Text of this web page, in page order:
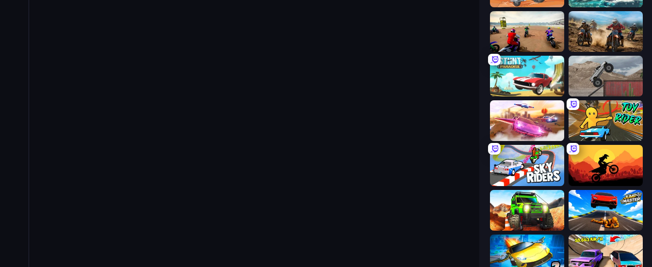
Stickman Moto Race Extreme Jetski Race
Super MX - The Champion Motocross Dirt Bike Race Games
Stunt Paradise Hard Wheels
Ultimate Flying Car Toy Rider
Sky Riders Sunset Bike Racing
Offroad Life 3D Jump Master: Car Racing